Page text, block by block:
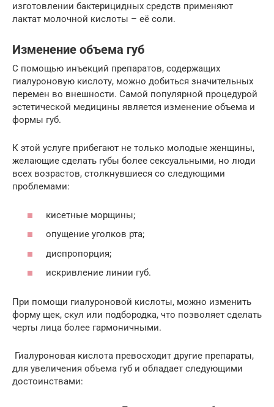
изготовлении бактерицидных средств применяют
лактат молочной кислоты – её соли.
Изменение объема губ
С помощью инъекций препаратов, содержащих
гиалуроновую кислоту, можно добиться значительных
перемен во внешности. Самой популярной процедурой
эстетической медицины является изменение объема и
формы губ.
К этой услуге прибегают не только молодые женщины,
желающие сделать губы более сексуальными, но люди
всех возрастов, столкнувшиеся со следующими
проблемами:
кисетные морщины;
опущение уголков рта;
диспропорция;
искривление линии губ.
При помощи гиалуроновой кислоты, можно изменить
форму щек, скул или подбородка, что позволяет сделать
черты лица более гармоничными.
Гиалуроновая кислота превосходит другие препараты,
для увеличения объема губ и обладает следующими
достоинствами: